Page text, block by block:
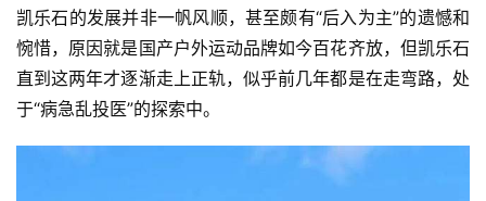
凯乐石的发展并非一帆风顺，甚至颇有“后入为主”的遗憾和
惋惜，原因就是国产户外运动品牌如今百花齐放，但凯乐石
直到这两年才逐渐走上正轨，似乎前几年都是在走弯路，处
于“病急乱投医”的探索中。